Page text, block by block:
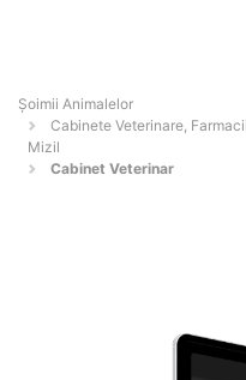
Şoimii Animalelor
Cabinete Veterinare,
Mizil
Cabinet Veterinar